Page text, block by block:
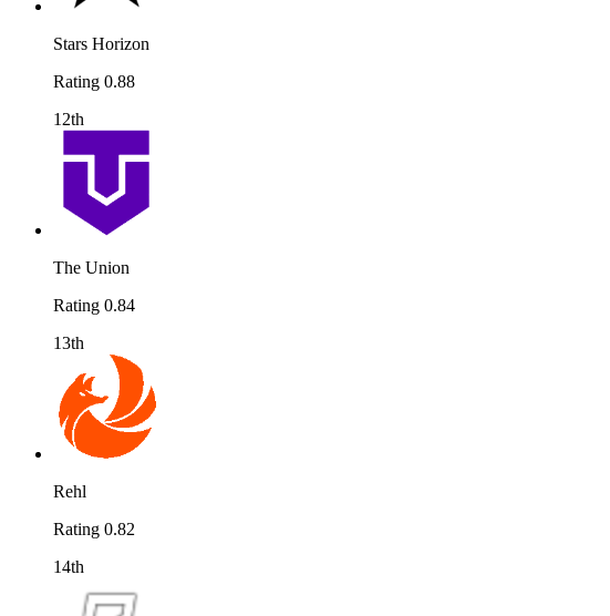
Stars Horizon
Rating 0.88
12th
The Union
Rating 0.84
13th
Rehl
Rating 0.82
14th